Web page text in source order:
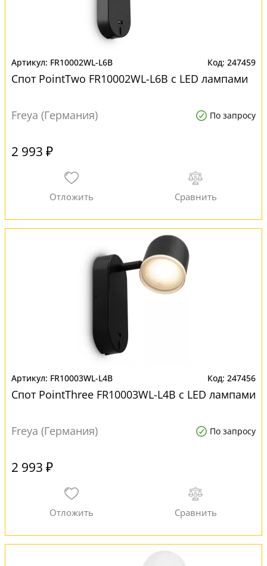
FR10002WL-L6B 247459
Спот PointTwo FR10002WL-L6B с LED лампами
Freya (Германия) По запросу
2 993 ₽
FR10003WL-L4B 247456
Спот PointThree FR10003WL-L4B с LED лампами
Freya (Германия) По запросу
2 993 ₽